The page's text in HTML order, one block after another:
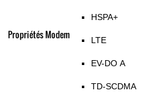
Propriétés Modem
HSPA+
LTE
EV-DO A
TD-SCDMA